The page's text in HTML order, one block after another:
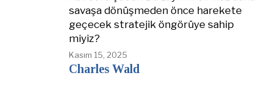
savaşa dönüşmeden önce harekete
geçecek stratejik öngörüye sahip
miyiz?
Kasım 15, 2025
Charles Wald